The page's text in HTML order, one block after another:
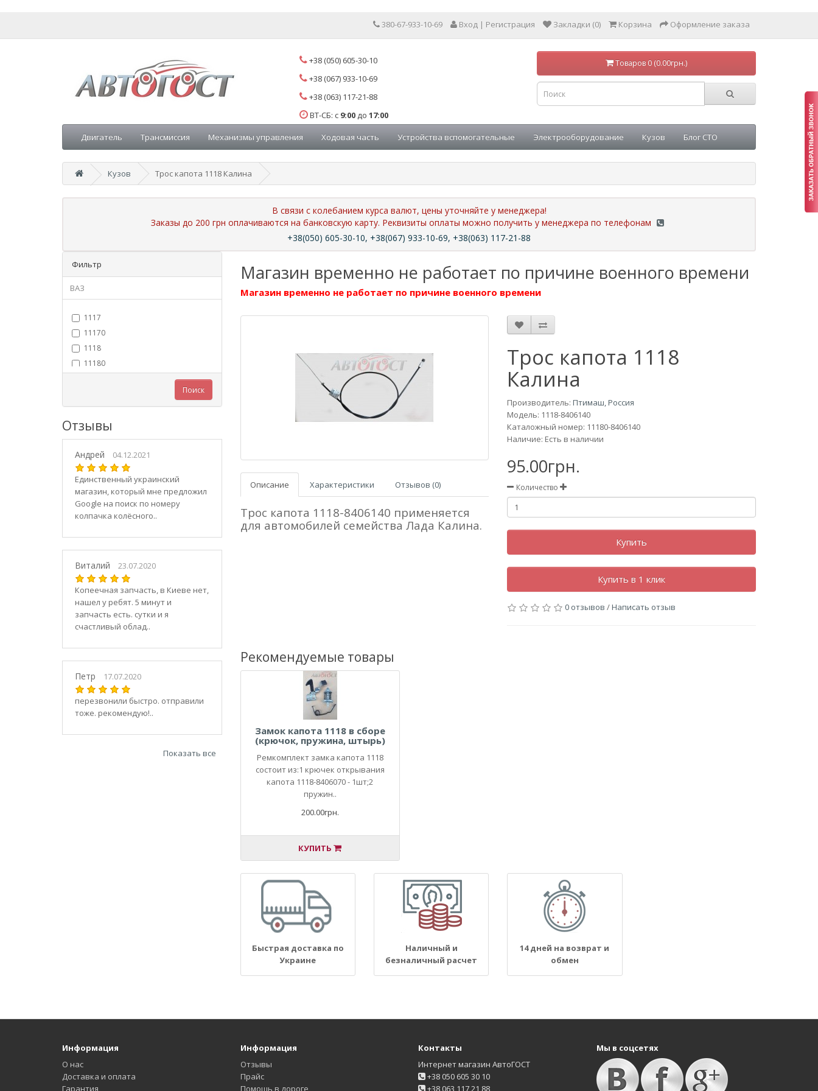
380-67-933-10-69 Вход | Регистрация Закладки (0) Корзина Оформление заказа
+38 (050) 605-30-10
+38 (067) 933-10-69
+38 (063) 117-21-88
ВТ-СБ: с 9:00 до 17:00
Товаров 0 (0.00грн.)
Двигатель Трансмиссия Механизмы управления Ходовая часть Устройства вспомогательные Электрооборудование Кузов Блог СТО
Кузов Трос капота 1118 Калина
В связи с колебанием курса валют, цены уточняйте у менеджера!
Заказы до 200 грн оплачиваются на банковскую карту. Реквизиты оплаты можно получить у менеджера по телефонам
+38(050) 605-30-10, +38(067) 933-10-69, +38(063) 117-21-88
Фильтр
ВАЗ
1117
11170
1118
11180
11186
1119
11190
11194
2101
21010
2102
21020
21040
21044
21047
2107
21070
21073
2112
21126
2113
Поиск
Отзывы
Андрей 04.12.2021
Единственный украинский
магазин, который мне предложил
Google на поиск по номеру
колпачка колёсного..
Виталий 23.07.2020
Копеечная запчасть, в Киеве нет,
нашел у ребят. 5 минут и
запчасть есть. сутки и я
счастливый облад..
Петр 17.07.2020
перезвонили быстро. отправили
тоже. рекомендую!..
Показать все
Магазин временно не работает по причине военного времени
Магазин временно не работает по причине военного времени
Описание Характеристики Отзывов (0)
Трос капота 1118-8406140 применяется
для автомобилей семейства Лада Калина.
Трос капота 1118
Калина
Производитель:Птимаш, Россия
Модель: 1118-8406140
Каталожный номер: 11180-8406140
Наличие: Есть в наличии
95.00грн.
Количество
Купить
Купить в 1 клик
0 отзывов /Написать отзыв
Рекомендуемые товары
Замок капота 1118 в сборе
(крючок, пружина, штырь)
Ремкомплект замка капота 1118
состоит из:1 крючек открывания
капота 1118-8406070 - 1шт;2
пружин..
200.00грн.
КУПИТЬ
Быстрая доставка по
Украине
Наличный и
безналичный расчет
14 дней на возврат и
обмен
Информация
О нас
Доставка и оплата
Гарантия
Информация
Отзывы
Прайс
Помощь в дороге
Контакты
Интернет магазин АвтоГОСТ
+38 050 605 30 10
+38 063 117 21 88
Мы в соцсетях